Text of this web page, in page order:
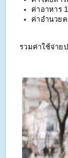
ค่าอาหาร
ค่าอำนวย
รวมค่าใช้จ่าย